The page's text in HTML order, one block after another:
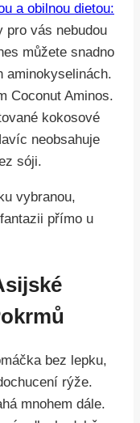
a obilnou dietou:
pro vás nebudou
můžete snadno
aminokyselinách.
Coconut Aminos.
kokosové
neobsahuje
sóji.
vybranou,
přímo u
bez lepku,
rýže.
mnohem dále.